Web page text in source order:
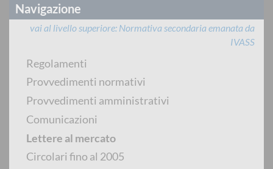
Navigazione
vai al livello superiore Normativa secondaria emanata da
IVASS
Regolamenti
Provvedimenti normativi
Provvedimenti amministrativi
Comunicazioni
Lettere al mercato
Circolari fino al 2005
PREVENTIVATORE PUBBLICO
per chiamate dall'estero:+39 06 9435 8604